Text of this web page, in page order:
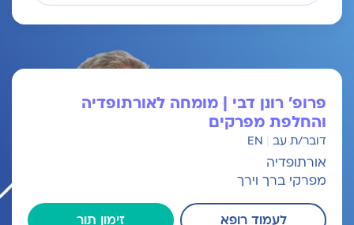
פרופ' רונן דבי | מומחה לאורתופדיה
והחלפת מפרקים
דובר/ת עב EN
אורתופדיה
מפרקי ברך וירך
לעמוד רופא זימון תור